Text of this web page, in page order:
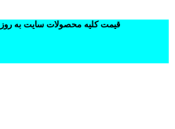
قیمت کلیه محصولات سایت به روز